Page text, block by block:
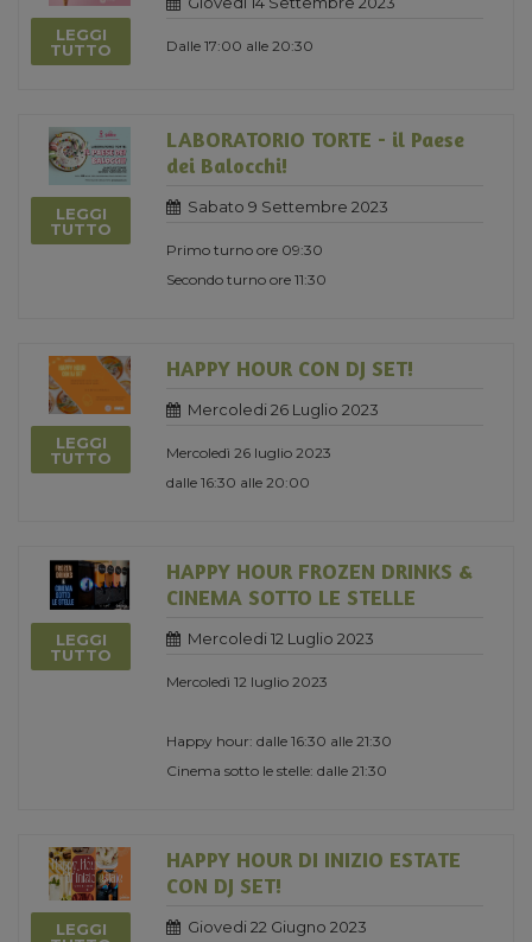
LEGGI
TUTTO
Dalle 17:00 alle 20:30
LEGGI
TUTTO
LABORATORIO TORTE - il Paese
dei Balocchi!
Sabato 9 Settembre 2023
Primo turno ore 09:30
Secondo turno ore 11:30
LEGGI
TUTTO
HAPPY HOUR CON DJ SET!
Mercoledi 26 Luglio 2023
Mercoledì 26 luglio 2023
dalle 16:30 alle 20:00
LEGGI
TUTTO
HAPPY HOUR FROZEN DRINKS &
CINEMA SOTTO LE STELLE
Mercoledi 12 Luglio 2023
Mercoledì 12 luglio 2023
Happy hour: dalle 16:30 alle 21:30
Cinema sotto le stelle: dalle 21:30
LEGGI
HAPPY HOUR DI INIZIO ESTATE
CON DJ SET!
Giovedi 22 Giugno 2023